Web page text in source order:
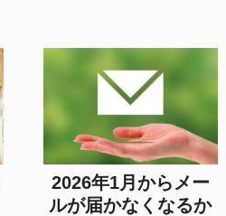
2026年1月からメー
ルが届かなくなるか